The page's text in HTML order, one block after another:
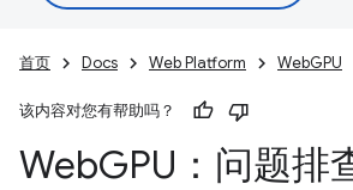
首页 Docs Web Platform WebGPU
该内容对您有帮助吗？
WebGPU：问题排